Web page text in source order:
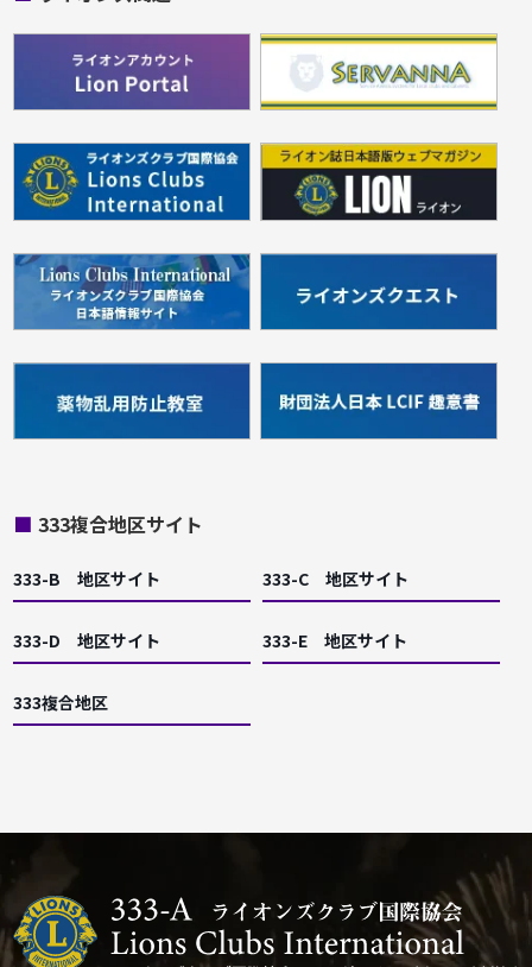
■ 333複合地区サイト
333-B 地区サイト 333-C 地区サイト
333-D 地区サイト 333-E 地区サイト
333複合地区